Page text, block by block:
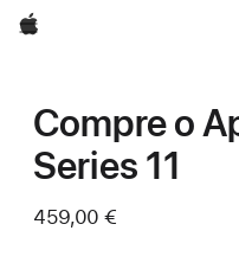
Apple
Compre o
Series 11
459,00 €